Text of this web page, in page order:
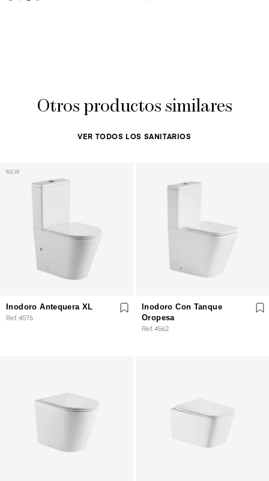
Otros productos similares
VER TODOS LOS SANITARIOS
NEW
Inodoro Antequera XL
Ref. 4576
Inodoro Con Tanque
Oropesa
Ref. 4562